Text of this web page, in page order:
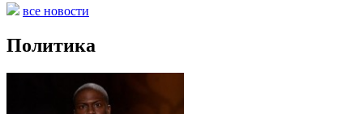
все новости
Политика